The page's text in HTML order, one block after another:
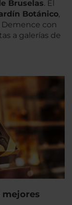
Bruselas. El
Botánico,
Demence con
a galerías de
mejores